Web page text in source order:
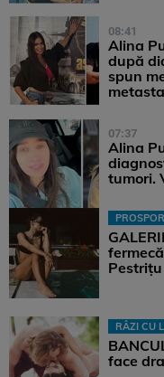
08:41
Alina
după
spun
07:37
Alina
tumori.
RÂZI CU
face